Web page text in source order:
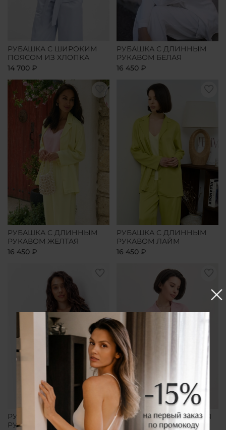
РУБАШКА С ШИРОКИМ
ПОЯСОМ ИЗ ХЛОПКА
14 700 ₽
РУБАШКА С ДЛИННЫМ
РУКАВОМ БЕЛАЯ
16 450 ₽
РУБАШКА С ДЛИННЫМ
РУКАВОМ ЖЕЛТАЯ
16 450 ₽
РУБАШКА С ДЛИННЫМ
РУКАВОМ ЛАЙМ
16 450 ₽
РУБАШКА С ДЛИННЫМ
РУКАВОМ ЧЕРНАЯ
РУБАШКА УДЛИНЕННАЯ
РОЗОВАЯ